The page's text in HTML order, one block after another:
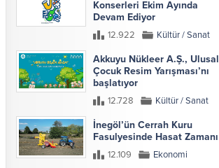
Konserleri Ekim Ayında
Devam Ediyor
12.922 Kültür / Sanat
Akkuyu Nükleer A.Ş., Ulusal
Çocuk Resim Yarışması’nı
başlatıyor
12.728 Kültür / Sanat
İnegöl’ün Cerrah Kuru
Fasulyesinde Hasat Zamanı
12.109 Ekonomi